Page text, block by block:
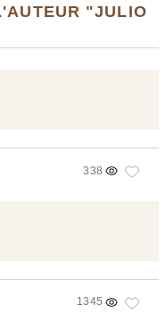
"JULIO
338
1345